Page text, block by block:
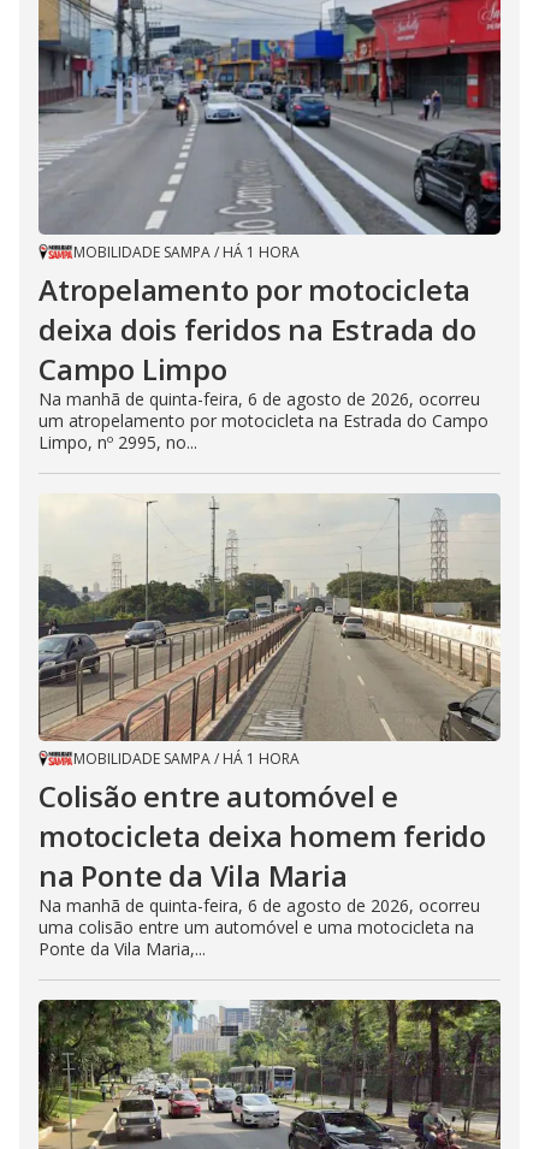
MOBILIDADE SAMPA/ HÁ 1 HORA
Atropelamento por motocicleta
deixa dois feridos na Estrada do
Campo Limpo
Na manhã de quinta-feira, 6 de agosto de 2026, ocorreu
um atropelamento por motocicleta na Estrada do Campo
Limpo, nº 2995, no...
MOBILIDADE SAMPA/ HÁ 1 HORA
Colisão entre automóvel e
motocicleta deixa homem ferido
na Ponte da Vila Maria
Na manhã de quinta-feira, 6 de agosto de 2026, ocorreu
uma colisão entre um automóvel e uma motocicleta na
Ponte da Vila Maria,...